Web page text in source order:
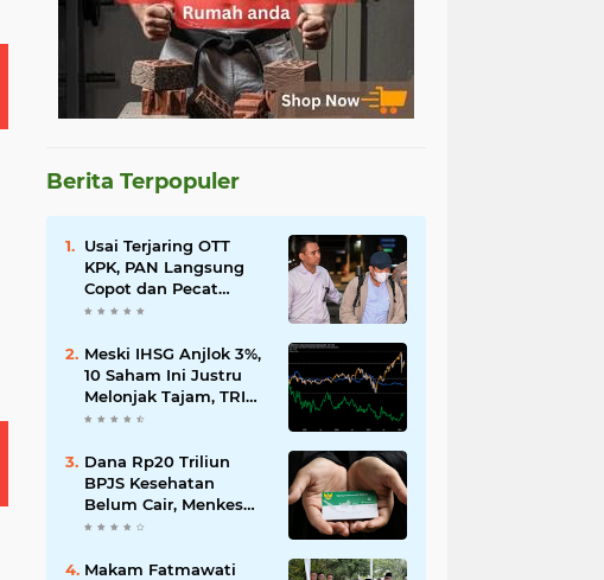
Berita Terpopuler
Usai Terjaring OTT
KPK, PAN Langsung
Copot dan Pecat
Bupati Lombok Barat
Meski IHSG Anjlok 3%,
10 Saham Ini Justru
Melonjak Tajam, TRIM
dan CPIN Masuk
Dana Rp20 Triliun
BPJS Kesehatan
Belum Cair, Menkes
Ungkap Kendala
Makam Fatmawati